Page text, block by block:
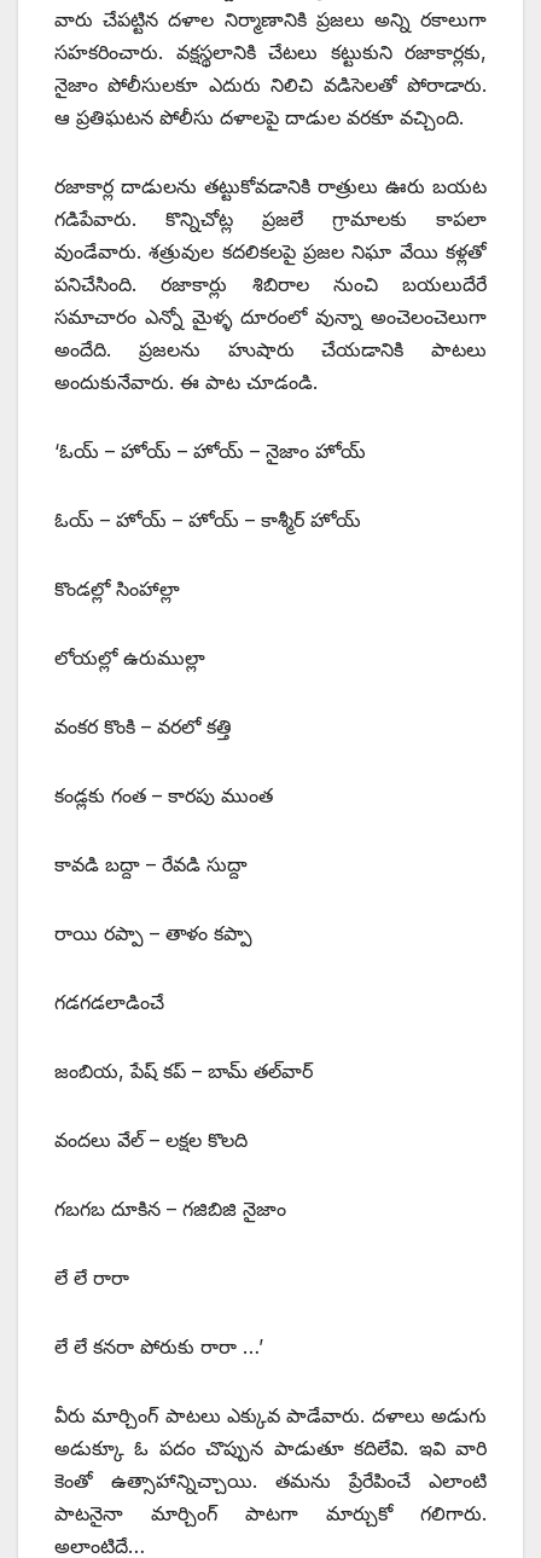
వారు చేపట్టిన దళాల నిర్మాణానికి ప్రజలు అన్ని రకాలుగా
సహకరించారు. వక్షస్థలానికి చేటలు కట్టుకుని రజాకార్లకు,
నైజాం పోలీసులకూ ఎదురు నిలిచి వడిసెలతో పోరాడారు.
ఆ ప్రతిఘటన పోలీసు దళాలపై దాడుల వరకూ వచ్చింది.
రజాకార్ల దాడులను తట్టుకోవడానికి రాత్రులు ఊరు బయట
గడిపేవారు. కొన్నిచోట్ల ప్రజలే గ్రామాలకు కాపలా
వుండేవారు. శత్రువుల కదలికలపై ప్రజల నిఘా వేయి కళ్లతో
పనిచేసింది. రజాకార్లు శిబిరాల నుంచి బయలుదేరే
సమాచారం ఎన్నో మైళ్ళ దూరంలో వున్నా అంచెలంచెలుగా
అందేది. ప్రజలను హుషారు చేయడానికి పాటలు
అందుకునేవారు. ఈ పాట చూడండి.
‘ఓయ్‌ – ‌హోయ్‌ – ‌హోయ్‌ – ‌నైజాం హోయ్‌
ఓయ్‌ – ‌హోయ్‌ – ‌హోయ్‌ – ‌కాశ్మీర్‌ ‌హోయ్‌
‌కొండల్లో సింహాల్లా
లోయల్లో ఉరుముల్లా
వంకర కొంకి – వరలో కత్తి
కండ్లకు గంత – కారపు ముంత
కావడి బద్దా – రేవడి సుద్దా
రాయి రప్పా – తాళం కప్పా
గడగడలాడించే
జంబియ, పేష్‌ ‌కప్‌ – ‌బామ్‌ ‌తల్‌వార్‌
‌వందలు వేల్‌ – ‌లక్షల కొలది
గబగబ దూకిన – గజిబిజి నైజాం
లే లే రారా
లే లే కనరా పోరుకు రారా …’
వీరు మార్చింగ్‌ ‌పాటలు ఎక్కువ పాడేవారు. దళాలు అడుగు
అడుక్కూ ఓ పదం చొప్పున పాడుతూ కదిలేవి. ఇవి వారి
కెంతో ఉత్సాహాన్నిచ్చాయి. తమను ప్రేరేపించే ఎలాంటి
పాటనైనా మార్చింగ్‌ ‌పాటగా మార్చుకో గలిగారు.
అలాంటిదే…